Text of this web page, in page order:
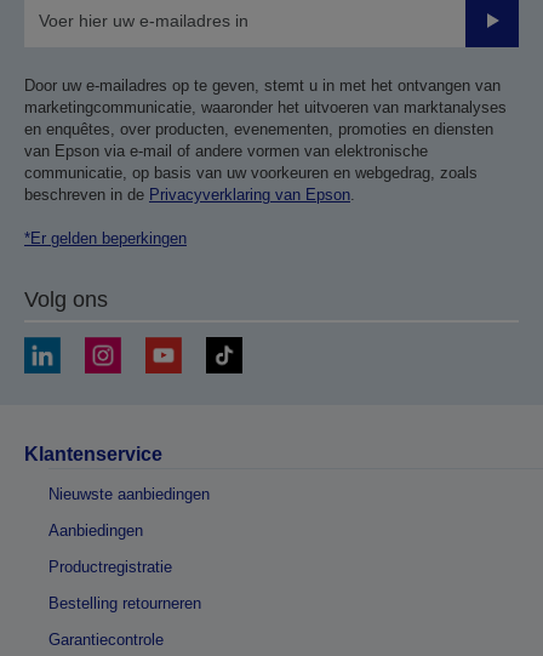
Door uw e-mailadres op te geven, stemt u in met het ontvangen van
marketingcommunicatie, waaronder het uitvoeren van marktanalyses
en enquêtes, over producten, evenementen, promoties en diensten
van Epson via e-mail of andere vormen van elektronische
communicatie, op basis van uw voorkeuren en webgedrag, zoals
beschreven in de Privacyverklaring van Epson.
*Er gelden beperkingen
Volg ons
Klantenservice
Nieuwste aanbiedingen
Aanbiedingen
Productregistratie
Bestelling retourneren
Garantiecontrole